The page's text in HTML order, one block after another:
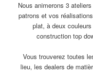
Nous animerons 3
patrons et vos
plat, à deux
construction top
Vous trouverez toutes
lieu, les dealers de